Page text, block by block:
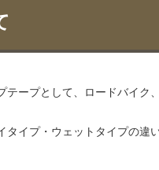
ープとして、ロードバイク
タイプ・ウェットタイプの違